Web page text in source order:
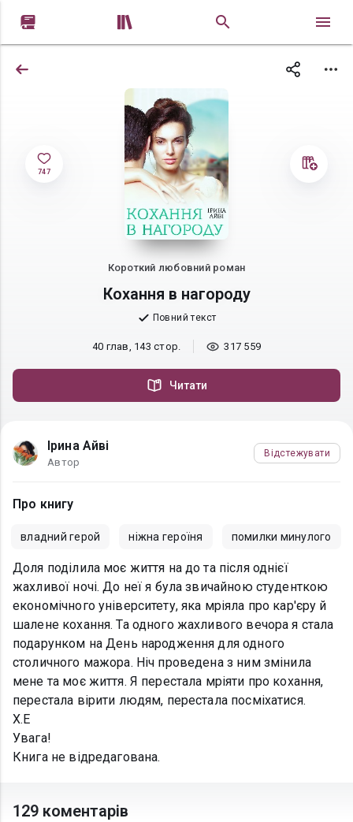
 
747
Короткий любовний роман
Кохання в нагороду
Повний текст
40 глав, 143 стор. 317 559
Читати
Ірина Айві
Автор
Відстежувати
Про книгу
владний герой ніжна героїня помилки минулого
Доля поділила моє життя на до та після однієї
жахливої ночі. До неї я була звичайною студенткою
економічного університету, яка мріяла про кар'єру й
шалене кохання. Та одного жахливого вечора я стала
подарунком на День народження для одного
столичного мажора. Ніч проведена з ним змінила
мене та моє життя. Я перестала мріяти про кохання,
перестала вірити людям, перестала посміхатися.
Х.Е
Увага!
Книга не відредагована.
129 коментарів